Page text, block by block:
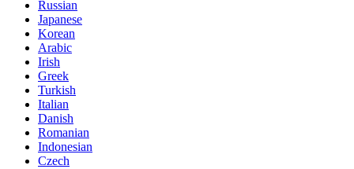
Russian
Japanese
Korean
Arabic
Irish
Greek
Turkish
Italian
Danish
Romanian
Indonesian
Czech